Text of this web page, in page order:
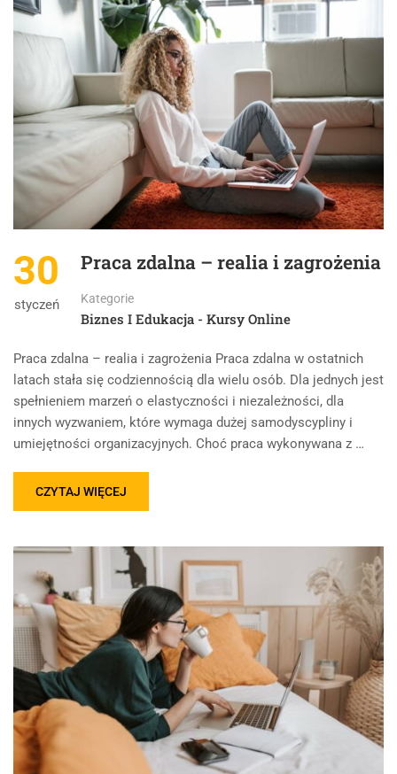
30
styczeń
Praca zdalna – realia i zagrożenia
Kategorie
Biznes I Edukacja - Kursy Online
Praca zdalna – realia i zagrożenia Praca zdalna w ostatnich
latach stała się codziennością dla wielu osób. Dla jednych jest
spełnieniem marzeń o elastyczności i niezależności, dla
innych wyzwaniem, które wymaga dużej samodyscypliny i
umiejętności organizacyjnych. Choć praca wykonywana z …
CZYTAJ WIĘCEJ